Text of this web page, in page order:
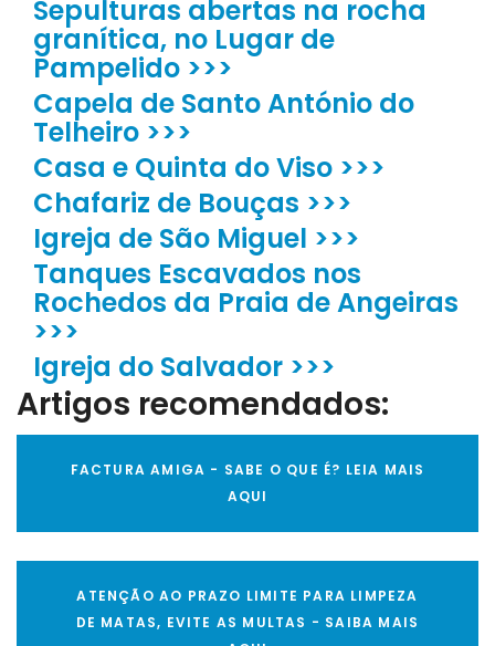
Sepulturas abertas na rocha
granítica, no Lugar de
Pampelido >>>
Capela de Santo António do
Telheiro >>>
Casa e Quinta do Viso >>>
Chafariz de Bouças >>>
Igreja de São Miguel >>>
Tanques Escavados nos
Rochedos da Praia de Angeiras
>>>
Igreja do Salvador >>>
Artigos recomendados:
FACTURA AMIGA - SABE O QUE É? LEIA MAIS
AQUI
ATENÇÃO AO PRAZO LIMITE PARA LIMPEZA
DE MATAS, EVITE AS MULTAS - SAIBA MAIS